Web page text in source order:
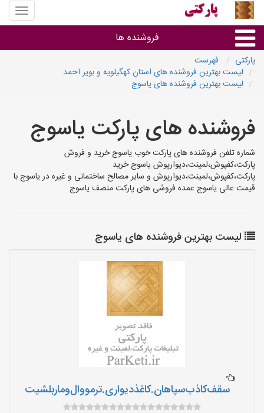
منوی
سایت
فروشنده ها
گروه ها
پارکتی
فهرست
لیست بهترین فروشنده های استان کهگیلویه و بویر احمد
لیست بهترین فروشنده های یاسوج
فروشنده های پارکت یاسوج
شماره تلفن فروشنده های پارکت خوب یاسوج خرید و فروش
پارکت،کفپوش،لمینت،دیوارپوش یاسوج خرید
پارکت،کفپوش،لمینت،دیوارپوش و سایر مصالح ساختمانی و غیره در یاسوج با
قیمت عالی یاسوج عمده فروشی های پارکت منصف یاسوج
لیست بهترین فروشنده های یاسوج
سقف‌کاذب‌سپاهان‌.کاغذ‌دیواری.ترمووال‌و‌ماربلشیت